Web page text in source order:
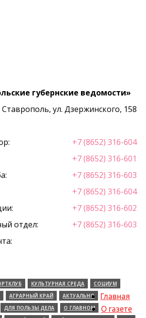
губернские ведомости»
Ставрополь, ул. Дзержинского, 158
+7 (8652) 316-604
+7 (8652) 316-601
+7 (8652) 316-603
+7 (8652) 316-604
+7 (8652) 316-602
отдел:
+7 (8652) 316-603
КУЛЬТУРНАЯ СРЕДА
СОЦИУМ
АГРАРНЫЙ КРАЙ
АКТУАЛЬНО
ДЛЯ ПОЛЬЗЫ ДЕЛА
О ГЛАВНОМ
Главная
О газете